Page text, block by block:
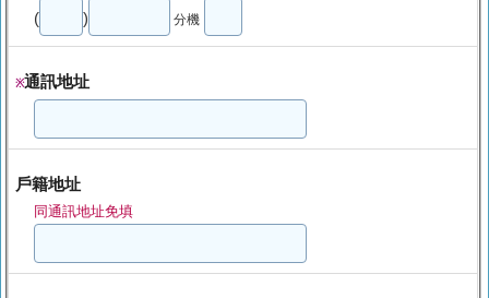
( ) 分機
※通訊地址
戶籍地址
同通訊地址免填